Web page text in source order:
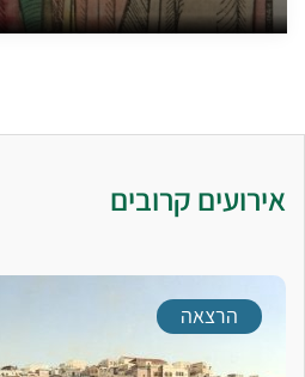
אירועים קרובים
הרצאה